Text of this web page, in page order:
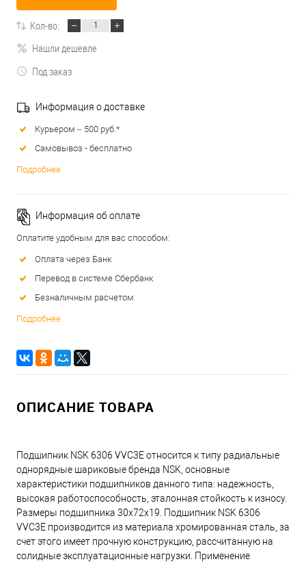
Кол-во:
Нашли дешевле
Под заказ
Информация о доставке
Курьером – 500 руб.*
Самовывоз - бесплатно
Подробнее
Информация об оплате
Оплатите удобным для вас способом:
Оплата через Банк
Перевод в системе Сбербанк
Безналичным расчетом
Подробнее
ОПИСАНИЕ ТОВАРА
Подшипник NSK 6306 VVC3E относится к типу радиальные
однорядные шариковые бренда NSK, основные
характеристики подшипников данного типа: надежность,
высокая работоспособность, эталонная стойкость к износу.
Размеры подшипника 30x72x19. Подшипник NSK 6306
VVC3E производится из материала хромированная сталь, за
счет этого имеет прочную конструкцию, рассчитанную на
солидные эксплуатационные нагрузки. Применение